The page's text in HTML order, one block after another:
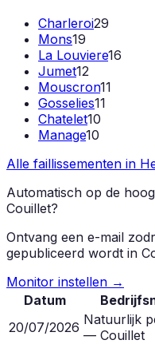
Charleroi29
Mons19
La Louviere16
Jumet12
Mouscron11
Gosselies11
Chatelet10
Manage10
Alle faillissementen in
Automatisch op de
Couillet?
Ontvang een e-mail
gepubliceerd wordt in
Monitor instellen →
Datum
20/07/2026 Natuurlijk
— Couillet